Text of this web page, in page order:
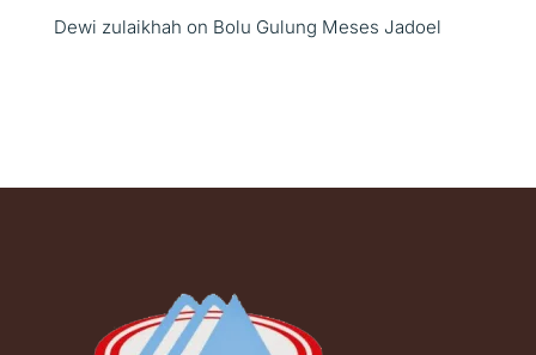
Dewi zulaikhah on Bolu Gulung Meses Jadoel